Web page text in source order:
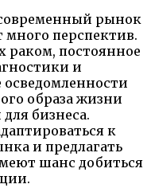
рынок
много перспектив.
раком, постоянное
и
осведомленности
образа жизни
бизнеса.
к
и предлагать
шанс добиться